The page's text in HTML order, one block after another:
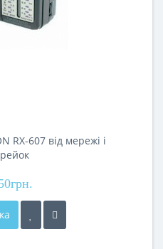
RX-607 від мережі і